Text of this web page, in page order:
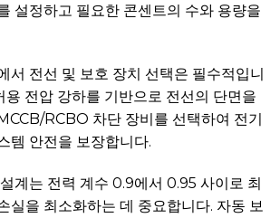
설정하고 필요한 콘센트의 수와 용량을
서 전선 및 보호 장치 선택은 필수적입니
용 전압 강하를 기반으로 전선의 단면을
RCBO 차단 장비를 선택하여 전기
템 안전을 보장합니다.
계는 전력 계수 0.9에서 0.95 사이로 최
실을 최소화하는 데 중요합니다. 자동 보